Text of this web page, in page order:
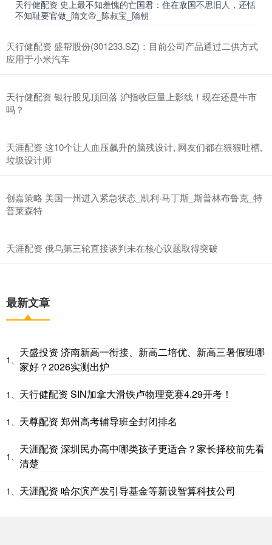
天行健配资 史上最不知羞愧的亡国君：住在敌国不思旧人，还恬
不知耻要官做_隋文帝_陈叔宝_隋朝
天行健配资 盛帮股份(301233.SZ)：目前公司产品通过二供方式
应用于小米汽车
天行健配资 银行股见顶回落 沪指收巨量上影线！现在还是牛市
吗？
天涯配资 这10个让人血压飙升的脑残设计, 网友们都在狠狠吐槽,
垃圾设计师
创嘉策略 美国一州进入紧急状态_凯利·马丁斯_斯普林布鲁克_特
普莱森特
天涯配资 俄乌第三轮直接谈判未在核心议题取得突破
最新文章
1、
天盛投资 济南新高一衔接、新高二培优、新高三暑假班哪
家好？2026实测出炉
1、 天行健配资 SIN加拿大滑铁卢物理竞赛4.29开考！
1、 天尊配资 郑州高考辅导班全封闭排名
1、
天涯配资 深圳民办高中哪类孩子更适合？家长择校前先看
清楚
1、 天涯配资 哈尔滨产发引导基金等新设智算科技公司